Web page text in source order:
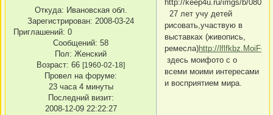
Откуда: Ивановская обл.
Зарегистрирован: 2008-03-24
Приглашений: 0
Сообщений: 58
Пол: Женский
Возраст: 66 [1960-02-18]
Провел на форуме:
23 часа 4 минуты
Последний визит:
2008-12-09 22:22:27
27 лет учу детей
рисовать,участвую в
выставках (живопись,
ремесла)http://
здесь моифото с о
всеми моими интересами
и восприятием мира.